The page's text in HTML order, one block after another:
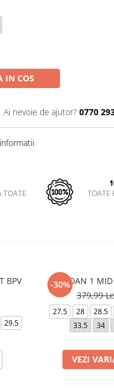
IN COS
Ai nevoie de ajutor? 0770
TOATE
TOATE
BPV
29.5
-30%
JORDAN 1
379,99
27.5 28 28.5
33.5
34
VEZI